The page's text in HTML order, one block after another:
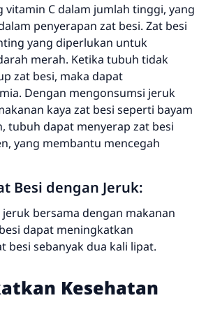
vitamin C dalam jumlah tinggi, yang
penyerapan zat besi. Zat besi
yang diperlukan untuk
merah. Ketika tubuh tidak
zat besi, maka dapat
Dengan mengonsumsi jeruk
kaya zat besi seperti bayam
tubuh dapat menyerap zat besi
yang membantu mencegah
Besi dengan Jeruk:
bersama dengan makanan
dapat meningkatkan
besi sebanyak dua kali lipat.
Kesehatan